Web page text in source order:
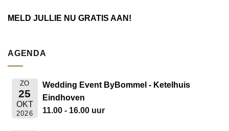
MELD JULLIE NU GRATIS AAN!
AGENDA
ZO
25
OKT
2026
Wedding Event ByBommel - Ketelhuis
Eindhoven
11.00 - 16.00 uur